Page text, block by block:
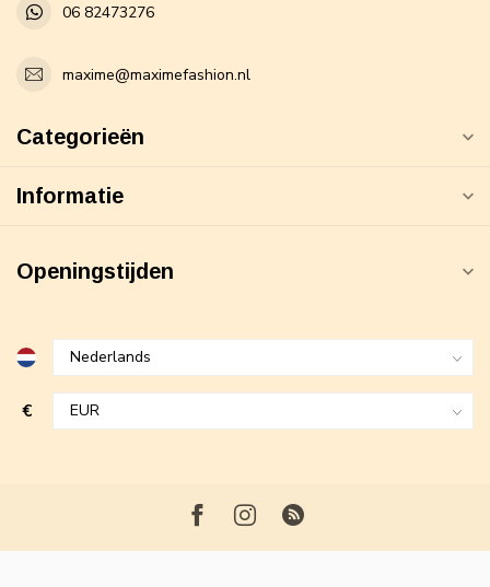
06 82473276
maxime@maximefashion.nl
Categorieën
Informatie
Openingstijden
€